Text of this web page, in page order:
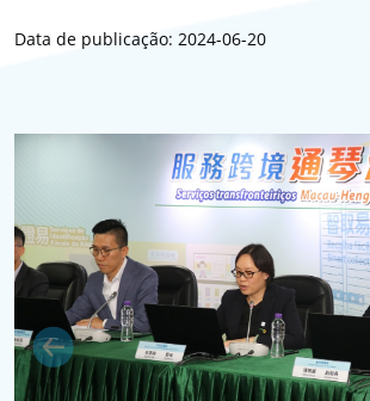
Data de publicação: 2024-06-20